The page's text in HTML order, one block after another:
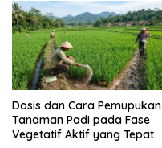
Dosis dan Cara Pemupukan
Tanaman Padi pada Fase
Vegetatif Aktif yang Tepat